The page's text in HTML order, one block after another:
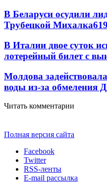
В Беларуси осудили
Трубецкой Михалка
В Италии двое суток
лотерейный билет с
Молдова
воды из-за обмеления
Читать комментарии
Полная версия сайта
Facebook
Twitter
RSS-ленты
E-mail рассылка